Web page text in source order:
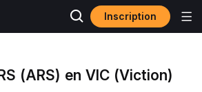
Inscription
(ARS) en VIC (Viction)